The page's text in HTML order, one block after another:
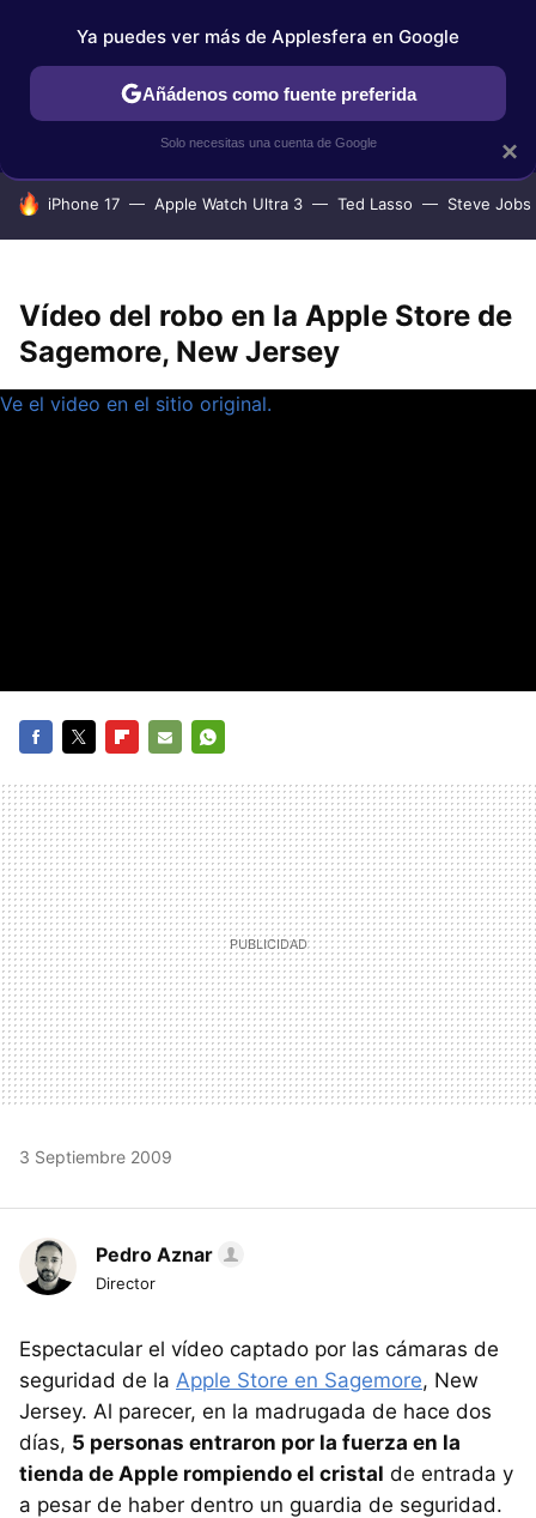
IPHONE TUTORIALES APPLESFERA SELECCIÓN
HOY SE HABLA DE
iPhone 17 Apple Watch Ultra 3 Ted Lasso Steve Jobs
Vídeo del robo en la Apple Store de
Sagemore, New Jersey
Ve el video en el sitio original.
MAIL
3 Septiembre 2009
Pedro Aznar
Director
Espectacular el vídeo captado por las cámaras de
seguridad de la Apple Store en Sagemore, New
Jersey. Al parecer, en la madrugada de hace dos
días, 5 personas entraron por la fuerza en la
tienda de Apple rompiendo el cristal de entrada y
a pesar de haber dentro un guardia de seguridad.
×
Ya puedes ver más de Applesfera en Google
Añádenos como fuente preferida
Solo necesitas una cuenta de Google